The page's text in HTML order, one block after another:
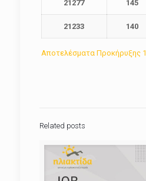
21277 145
21233 140
Αποτελέσματα Προκήρυξης
Related posts